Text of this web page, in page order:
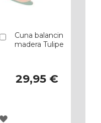
Cuna balancin
madera Tulipe
29,95 €
Añadir
AGREGAR